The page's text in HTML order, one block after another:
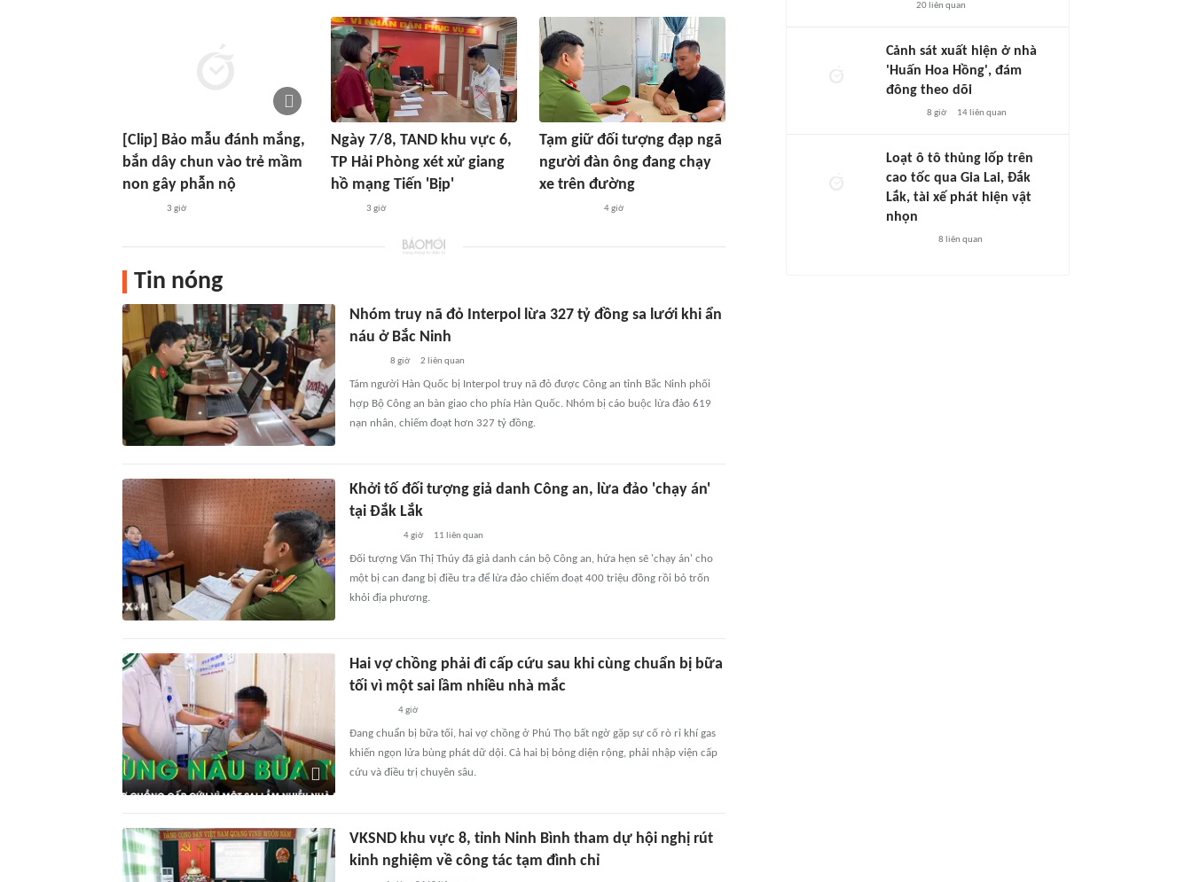
[Clip] Bảo mẫu đánh mắng,
bắn dây chun vào trẻ mầm
non gây phẫn nộ
3 giờ
Ngày 7/8, TAND khu vực 6,
TP Hải Phòng xét xử giang
hồ mạng Tiến 'Bịp'
3 giờ
Tạm giữ đối tượng đạp ngã
người đàn ông đang chạy
xe trên đường
4 giờ
Tin nóng
Nhóm truy nã đỏ Interpol lừa 327 tỷ đồng sa lưới khi ẩn
náu ở Bắc Ninh
8 giờ 2 liên quan
Tám người Hàn Quốc bị Interpol truy nã đỏ được Công an tỉnh Bắc Ninh phối
hợp Bộ Công an bàn giao cho phía Hàn Quốc. Nhóm bị cáo buộc lừa đảo 619
nạn nhân, chiếm đoạt hơn 327 tỷ đồng.
Khởi tố đối tượng giả danh Công an, lừa đảo 'chạy án'
tại Đắk Lắk
4 giờ 11 liên quan
Đối tượng Văn Thị Thúy đã giả danh cán bộ Công an, hứa hẹn sẽ 'chạy án' cho
một bị can đang bị điều tra để lừa đảo chiếm đoạt 400 triệu đồng rồi bỏ trốn
khỏi địa phương.
Hai vợ chồng phải đi cấp cứu sau khi cùng chuẩn bị bữa
tối vì một sai lầm nhiều nhà mắc
4 giờ
Đang chuẩn bị bữa tối, hai vợ chồng ở Phú Thọ bất ngờ gặp sự cố rò rỉ khí gas
khiến ngọn lửa bùng phát dữ dội. Cả hai bị bỏng diện rộng, phải nhập viện cấp
cứu và điều trị chuyên sâu.
VKSND khu vực 8, tỉnh Ninh Bình tham dự hội nghị rút
kinh nghiệm về công tác tạm đình chỉ
20liên quan
Cảnh sát xuất hiện ở nhà
'Huấn Hoa Hồng', đám
đông theo dõi
8 giờ 14liên quan
Loạt ô tô thủng lốp trên
cao tốc qua Gia Lai, Đắk
Lắk, tài xế phát hiện vật
nhọn
8 liên quan